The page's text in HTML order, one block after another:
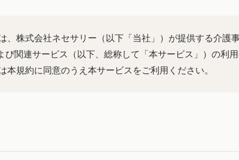
、株式会社ネセサリー（以下「当社」）が提供する介護
関連サービス（以下、総称して「本サービス」）の利用
本規約に同意のうえ本サービスをご利用ください。